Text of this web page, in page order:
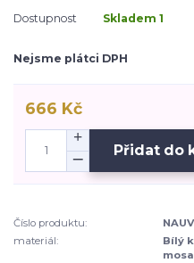
Dostupnost Skladem 1
Nejsme plátci DPH
666 Kč
Přidat do
Číslo produktu:
materiál:
Bílý